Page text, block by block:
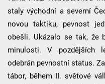
staly východní a severní
novou taktiku, pevnost
obešli. Ukázalo se tak, že
minulosti. V pozdějších
odebrán pevnostní status.
tábor, během II. světové